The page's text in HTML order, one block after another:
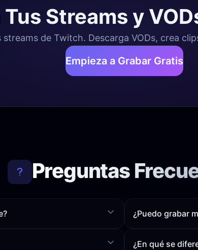
Tus Streams y
de Twitch. Descarga VODs, crea
Empieza a Grabar Gratis
Preguntas
¿Puedo grabar
¿En qué se